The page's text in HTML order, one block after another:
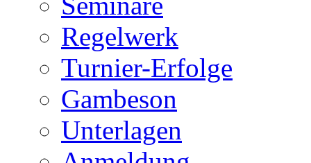
Regelwerk
Turnier-Erfolge
Gambeson
Unterlagen